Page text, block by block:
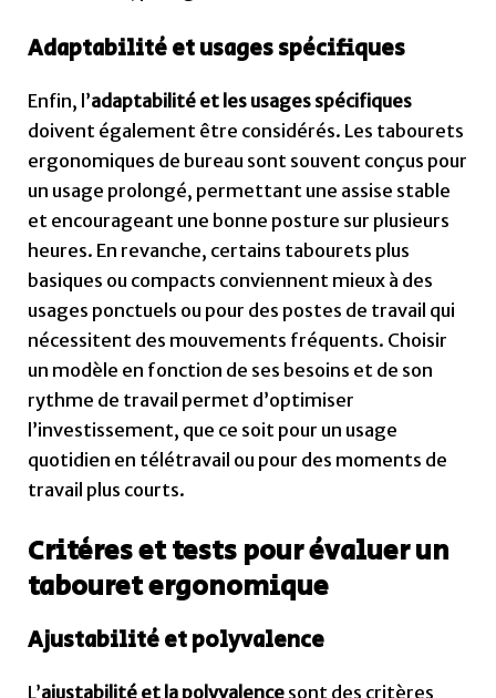
Adaptabilité et usages spécifiques
Enfin, l’adaptabilité et les usages spécifiques
doivent également être considérés. Les tabourets
ergonomiques de bureau sont souvent conçus pour
un usage prolongé, permettant une assise stable
et encourageant une bonne posture sur plusieurs
heures. En revanche, certains tabourets plus
basiques ou compacts conviennent mieux à des
usages ponctuels ou pour des postes de travail qui
nécessitent des mouvements fréquents. Choisir
un modèle en fonction de ses besoins et de son
rythme de travail permet d’optimiser
l’investissement, que ce soit pour un usage
quotidien en télétravail ou pour des moments de
travail plus courts.
Critères et tests pour évaluer un
tabouret ergonomique
Ajustabilité et polyvalence
L’ajustabilité et la polyvalence sont des critères